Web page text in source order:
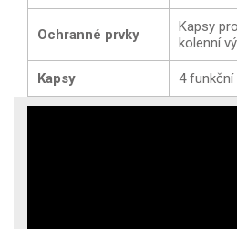
Ochranné prvky
Kapsy
kolenní
Kapsy 4 funkční